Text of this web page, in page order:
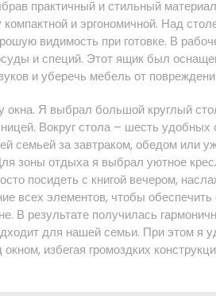
практичный и стильный
и эргономичной. Над
видимость при готовке. В
и специй. Этот ящик был
и уберечь мебель от
Я выбрал большой круглый
Вокруг стола – шесть удобных
семьей за завтраком, обедом или
зоны отдыха я выбрал уютное
посидеть с книгой вечером,
всех элементов, чтобы обеспечить
В результате получилась
для нашей семьи. При этом я
избегая громоздких